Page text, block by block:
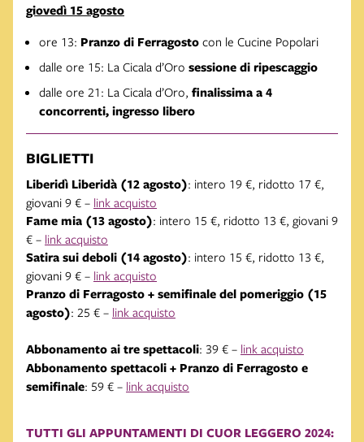
giovedì 15 agosto
ore 13: Pranzo di Ferragosto con le Cucine Popolari
dalle ore 15: La Cicala d’Oro sessione di ripescaggio
dalle ore 21: La Cicala d’Oro, finalissima a 4
concorrenti, ingresso libero
BIGLIETTI
Liberidì Liberidà (12 agosto): intero 19 €, ridotto 17 €,
giovani 9 € – link acquisto
Fame mia (13 agosto): intero 15 €, ridotto 13 €, giovani 9
€ – link acquisto
Satira sui deboli (14 agosto): intero 15 €, ridotto 13 €,
giovani 9 € – link acquisto
Pranzo di Ferragosto + semifinale del pomeriggio (15
agosto): 25 € – link acquisto
Abbonamento ai tre spettacoli: 39 € – link acquisto
Abbonamento spettacoli + Pranzo di Ferragosto e
semifinale: 59 € – link acquisto
TUTTI GLI APPUNTAMENTI DI CUOR LEGGERO 2024: